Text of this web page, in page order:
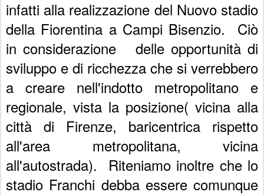
infatti alla realizzazione del Nuovo stadio
della Fiorentina a Campi Bisenzio. Ciò
in considerazione delle opportunità di
sviluppo e di ricchezza che si verrebbero
a creare nell'indotto metropolitano e
regionale, vista la posizione( vicina alla
città di Firenze, baricentrica rispetto
all'area metropolitana, vicina
all'autostrada). Riteniamo inoltre che lo
stadio Franchi debba essere comunque